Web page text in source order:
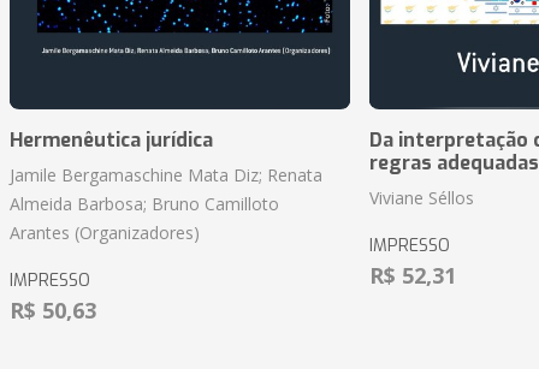
Hermenêutica jurídica
Jamile Bergamaschine Mata Diz; Renata
Almeida Barbosa; Bruno Camilloto
Arantes (Organizadores)
IMPRESSO
R$ 50,63
Da interpretação
regras
Viviane Séllos
IMPRESSO
R$ 52,31